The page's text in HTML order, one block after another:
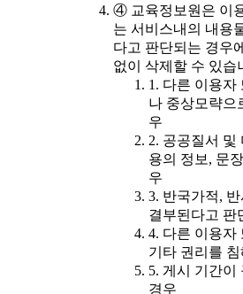
④ 교육정보원은 이
는 서비스내의 내용
다고 판단되는 경우
없이 삭제할 수 있습
1. 다른 이용자
나 중상모략으
우
2. 공공질서 및
용의 정보, 문
우
3. 반국가적,
결부된다고 판
4. 다른 이용자
기타 권리를
5. 게시 기간이
경우